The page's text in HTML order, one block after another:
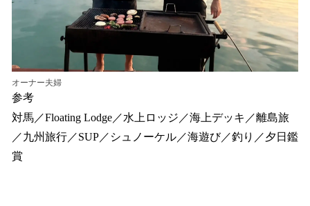
オーナー夫婦
参考
対馬／Floating Lodge／水上ロッジ／海上デッキ／離島旅
／九州旅行／SUP／シュノーケル／海遊び／釣り／夕日鑑
賞